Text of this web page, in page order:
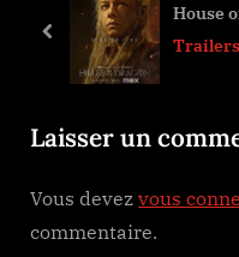
u
o
t
:
House
Trailers
prev
Laisser un
Vous devez vous
commentaire.